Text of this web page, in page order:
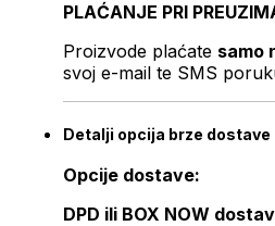
PLAĆANJE PRI
Proizvode plaćate samo
svoj e-mail te SMS
Detalji opcija brze dostave
Opcije dostave:
DPD ili BOX NOW